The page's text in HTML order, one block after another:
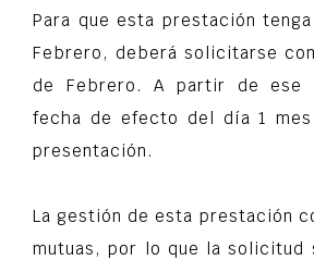
Para que esta prestación
Febrero, deberá solicitarse
de Febrero. A partir de ese
fecha de efecto del día 1
presentación.
La gestión de esta prestación
mutuas, por lo que la solicitud